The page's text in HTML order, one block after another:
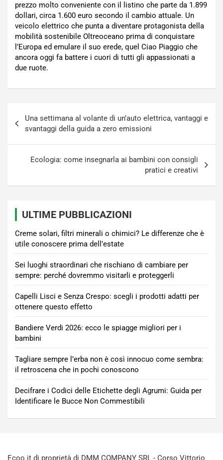
prezzo molto conveniente con il listino che parte da 1.899
dollari, circa 1.600 euro secondo il cambio attuale. Un
veicolo elettrico che punta a diventare protagonista della
mobilità sostenibile Oltreoceano prima di conquistare
l’Europa ed emulare il suo erede, quel Ciao Piaggio che
ancora oggi fa battere i cuori di tutti gli appassionati a
due ruote.
articoli
Una settimana al volante di un’auto elettrica, vantaggi e
svantaggi della guida a zero emissioni
Ecologia: come insegnarla ai bambini con consigli
pratici e creativi
ULTIME PUBBLICAZIONI
Creme solari, filtri minerali o chimici? Le differenze che è
utile conoscere prima dell’estate
Sei luoghi straordinari che rischiano di cambiare per
sempre: perché dovremmo visitarli e proteggerli
Capelli Lisci e Senza Crespo: scegli i prodotti adatti per
ottenere questo effetto
Bandiere Verdi 2026: ecco le spiagge migliori per i
bambini
Tagliare sempre l’erba non è così innocuo come sembra:
il retroscena che in pochi conoscono
Decifrare i Codici delle Etichette degli Agrumi: Guida per
Identificare le Bucce Non Commestibili
Ecoo.it di proprietà di DMM COMPANY SRL - Corso Vittorio